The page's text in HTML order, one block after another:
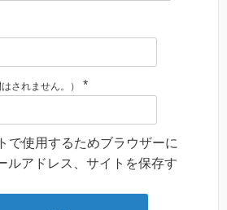
されません。） *
で使用するためブラウザーに
ルアドレス、サイトを保存す